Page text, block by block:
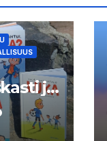
keitä
ja
Luka-
osa